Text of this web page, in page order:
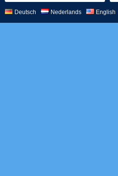
Deutsch Nederlands English